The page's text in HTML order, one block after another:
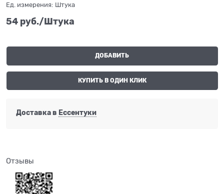
Ед. измерения: Штука
54 руб./Штука
ДОБАВИТЬ
КУПИТЬ В ОДИН КЛИК
Доставка в Ессентуки
Отзывы